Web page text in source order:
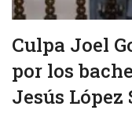
Culpa Joel
por los
Jesús López